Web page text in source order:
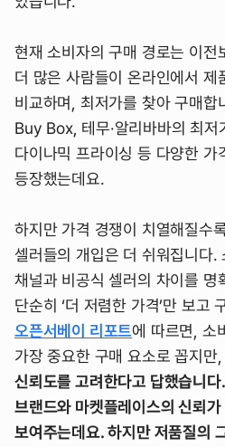
현재 소비자의 구매 경로는 이전
더 많은 사람들이 온라인에서 제
비교하며, 최저가를 찾아 구매합
Buy Box, 테무·알리바바의 최저
다이나믹 프라이싱 등 다양한 가
등장했는데요.
하지만 가격 경쟁이 치열해질수
셀러들의 개입은 더 쉬워집니다.
채널과 비공식 셀러의 차이를 명
단순히 ‘더 저렴한 가격’만 보고
오픈서베이 리포트에 따르면, 소
가장 중요한 구매 요소로 꼽지만
신뢰도를 고려한다고 답했습니
브랜드와 마켓플레이스의 신뢰
보여주는데요. 하지만 저품질의